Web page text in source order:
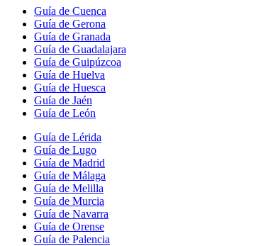
Guía de Cuenca
Guía de Gerona
Guía de Granada
Guía de Guadalajara
Guía de Guipúzcoa
Guía de Huelva
Guía de Huesca
Guía de Jaén
Guía de León
Guía de Lérida
Guía de Lugo
Guía de Madrid
Guía de Málaga
Guía de Melilla
Guía de Murcia
Guía de Navarra
Guía de Orense
Guía de Palencia